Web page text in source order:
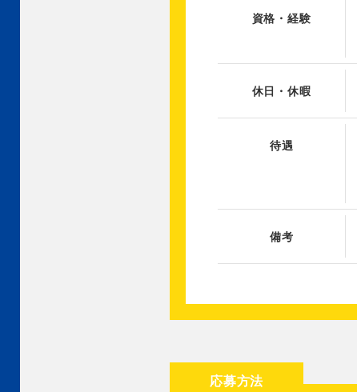
資格・経験
休日・休暇
待遇
備考
応募方法